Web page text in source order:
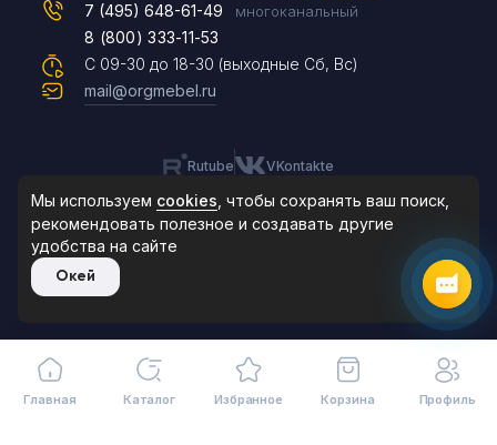
Главная Каталог Избранное Корзина Профиль
С 09-30 до 18-30 (выходные Сб, Вс)
7 (495) 648-61-49 многоканальный
8 (800) 333-11-53
mail@orgmebel.ru
Rutube VKontakte
Продажа офисной мебели.
Все права защищены.
Чат на сайте
8 (495) 183-47-87
По будням с 09:30 до 18:30
Мы используем cookies , чтобы сохранять ваш поиск,
рекомендовать полезное и создавать другие
удобства на сайте
Окей